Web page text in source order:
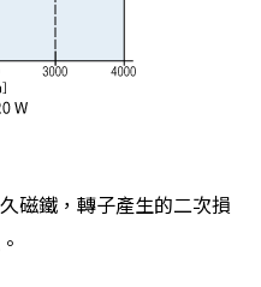
磁鐵，轉子產生的二次損